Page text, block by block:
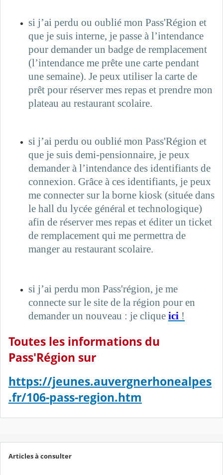
si j’ai perdu ou oublié mon Pass'Région et
que je suis interne, je passe à l’intendance
pour demander un badge de remplacement
(l’intendance me prête une carte pendant
une semaine). Je peux utiliser la carte de
prêt pour réserver mes repas et prendre mon
plateau au restaurant scolaire.
si j’ai perdu ou oublié mon Pass'Région et
que je suis demi-pensionnaire, je peux
demander à l’intendance des identifiants de
connexion. Grâce à ces identifiants, je peux
me connecter sur la borne kiosk (située dans
le hall du lycée général et technologique)
afin de réserver mes repas et éditer un ticket
de remplacement qui me permettra de
manger au restaurant scolaire.
si j’ai perdu mon Pass'région, je me
connecte sur le site de la région pour en
demander un nouveau : je clique ici !
Toutes les informations du
Pass'Région sur
https://jeunes.auvergnerhonealpes
.fr/106-pass-region.htm
Articles à consulter